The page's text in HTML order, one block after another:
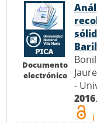
Documento
electrónico
-
2016.
|